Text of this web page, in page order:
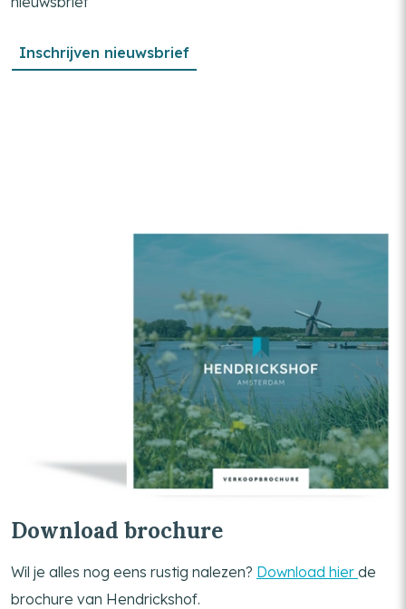
Inschrijven nieuwsbrief
Download brochure
Wil je alles nog eens rustig nalezen? Download hier de
brochure van Hendrickshof.